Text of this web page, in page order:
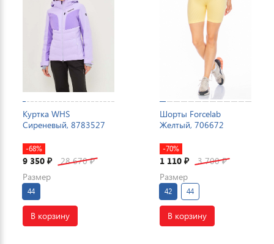
Куртка WHS
Сиреневый, 8783527
-68%
9 350 ₽ 28 670₽
Размер
44
В корзину
Шорты Forcelab
Желтый, 706672
-70%
1 110 ₽ 3 700₽
Размер
42 44
В корзину